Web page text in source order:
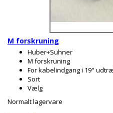
M forskruning
Huber+Suhner
M forskruning
For kabelindgang i 19"
Sort
Vælg
Normalt lagervare